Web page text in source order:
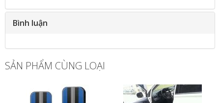
Bình luận
SẢN PHẨM CÙNG LOẠI